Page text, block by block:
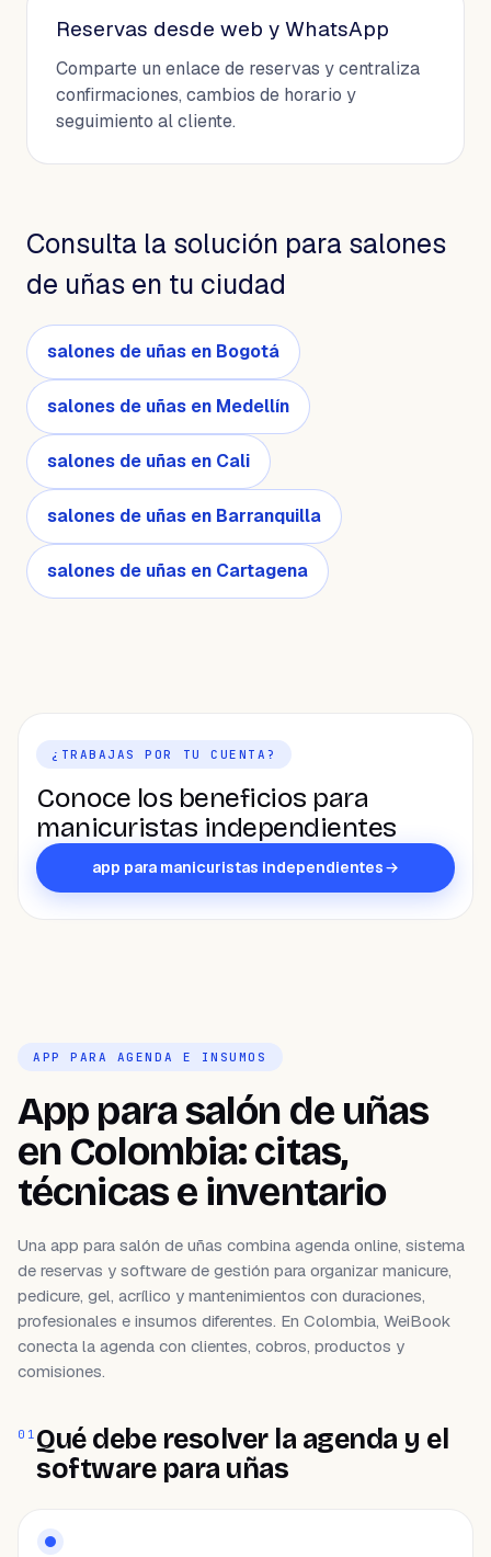
Reservas desde web y WhatsApp
Comparte un enlace de reservas y centraliza
confirmaciones, cambios de horario y
seguimiento al cliente.
Consulta la solución para salones
de uñas en tu ciudad
salones de uñas en Bogotá
salones de uñas en Medellín
salones de uñas en Cali
salones de uñas en Barranquilla
salones de uñas en Cartagena
¿TRABAJAS POR TU CUENTA?
Conoce los beneficios para
manicuristas independientes
app para manicuristas independientes
APP PARA AGENDA E INSUMOS
App para salón de uñas
en Colombia: citas,
técnicas e inventario
Una app para salón de uñas combina agenda online, sistema
de reservas y software de gestión para organizar manicure,
pedicure, gel, acrílico y mantenimientos con duraciones,
profesionales e insumos diferentes. En Colombia, WeiBook
conecta la agenda con clientes, cobros, productos y
comisiones.
01 Qué debe resolver la agenda y el
software para uñas